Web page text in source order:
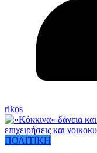
rikos
ΠΟΛΙΤΙΚΗ